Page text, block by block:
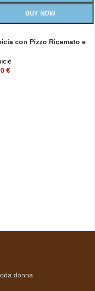
BUY NOW
con Pizzo Ricamato e
€
donna